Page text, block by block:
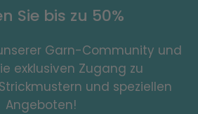
Sie bis zu 50%
Garn-Community und
exklusiven Zugang zu
und speziellen
Angeboten!